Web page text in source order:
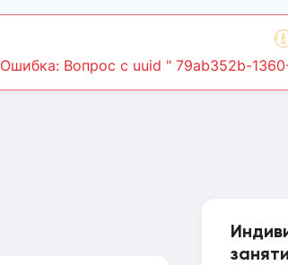
Ошибка: Вопрос c uuid " 79ab352b-